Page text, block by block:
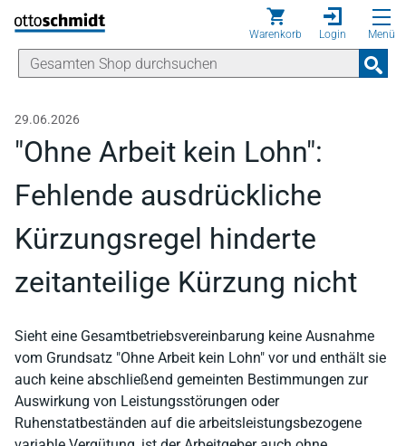
Direkt zum Inhalt
Warenkorb Login Menü
29.06.2026
"Ohne Arbeit kein Lohn":
Fehlende ausdrückliche
Kürzungsregel hinderte
zeitanteilige Kürzung nicht
Sieht eine Gesamtbetriebsvereinbarung keine Ausnahme
vom Grundsatz "Ohne Arbeit kein Lohn" vor und enthält sie
auch keine abschließend gemeinten Bestimmungen zur
Auswirkung von Leistungsstörungen oder
Ruhenstatbeständen auf die arbeitsleistungsbezogene